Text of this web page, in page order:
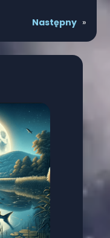
Następny »